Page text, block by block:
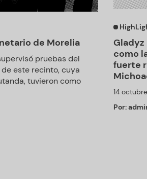
de Morelia
pruebas del
este recinto, cuya
tuvieron como
como
fuerte
14
Por: